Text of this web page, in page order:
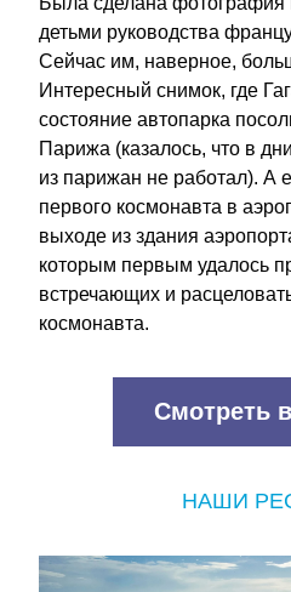
детьми руководства
Сейчас им, наверное,
Интересный снимок, где
состояние автопарка
Парижа (казалось, что в
из парижан не работал). А
первого космонавта в
выходе из здания
которым первым удалось
встречающих и
космонавта.
Смотреть
НАШИ